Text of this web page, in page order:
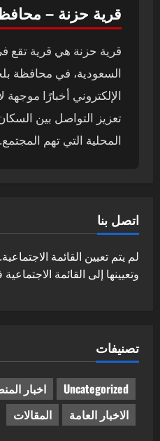
قرية حزنة –
قرية حزنة هي قرية تقع
السعودية، في محافظة
الإلكتروني أخبارًا موجهة
تعزيز التواصل بين
المحلية التي تهم المجتمع.
اتصل بنا
لم يتم تعيين القائمة
وتعيينها إلى القائمة
تصنيفات
Uncategorized اخبار
الاخبار العامة
المقالات